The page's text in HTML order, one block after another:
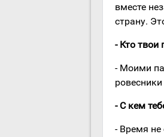
вместе
страну.
- Кто твои
- Моими
- С кем
- Время не